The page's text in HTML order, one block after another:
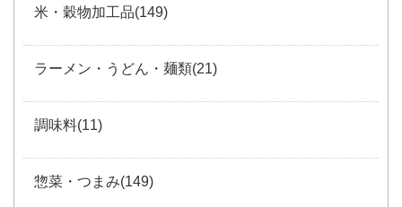
米・穀物加工品(149)
ラーメン・うどん・麺類(21)
調味料(11)
惣菜・つまみ(149)